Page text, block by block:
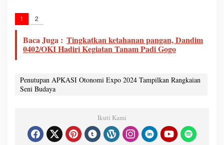
1 2
Baca Juga : Tingkatkan ketahanan pangan, Dandim
0402/OKI Hadiri Kegiatan Tanam Padi Gogo
Penutupan APKASI Otonomi Expo 2024 Tampilkan Rangkaian
Seni Budaya
Ikuti Kami